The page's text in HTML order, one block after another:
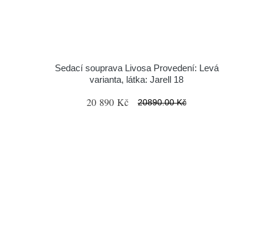
Sedací souprava Livosa Provedení: Levá
varianta, látka: Jarell 18
20 890 Kč 20890.00 Kč